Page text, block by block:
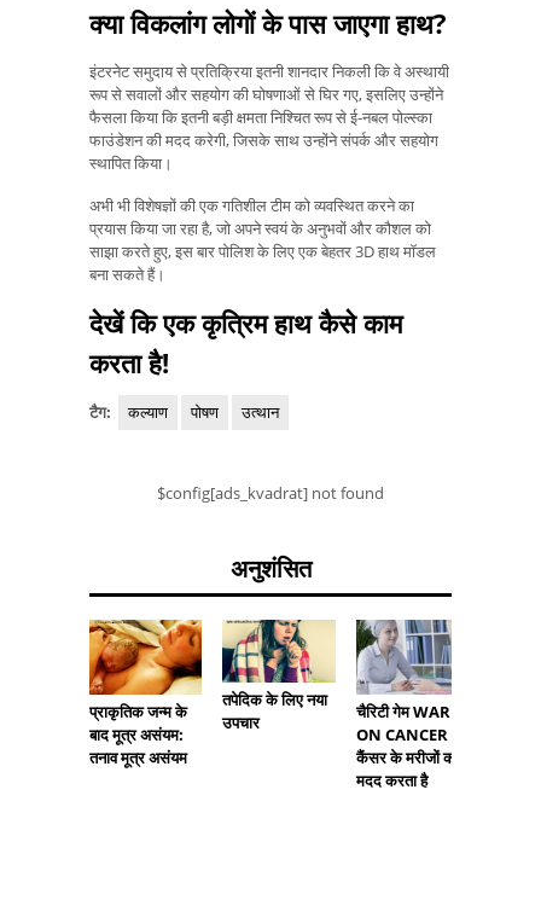
क्या विकलांग लोगों के पास जाएगा हाथ?
इंटरनेट समुदाय से प्रतिक्रिया इतनी शानदार निकली कि वे अस्थायी
रूप से सवालों और सहयोग की घोषणाओं से घिर गए, इसलिए उन्होंने
फैसला किया कि इतनी बड़ी क्षमता निश्चित रूप से ई-नबल पोल्स्का
फाउंडेशन की मदद करेगी, जिसके साथ उन्होंने संपर्क और सहयोग
स्थापित किया।
अभी भी विशेषज्ञों की एक गतिशील टीम को व्यवस्थित करने का
प्रयास किया जा रहा है, जो अपने स्वयं के अनुभवों और कौशल को
साझा करते हुए, इस बार पोलिश के लिए एक बेहतर 3D हाथ मॉडल
बना सकते हैं।
देखें कि एक कृत्रिम हाथ कैसे काम
करता है!
टैग: कल्याण पोषण उत्थान
$config[ads_kvadrat] not found
अनुशंसित
प्राकृतिक जन्म के
बाद मूत्र असंयम:
तनाव मूत्र असंयम
तपेदिक के लिए नया
उपचार
चैरिटी गेम WAR
ON CANCER
कैंसर के मरीजों की
मदद करता है